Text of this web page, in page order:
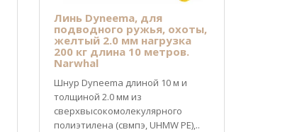
Линь Dyneema, для
подводного ружья, охоты,
желтый 2.0 мм нагрузка
200 кг длина 10 метров.
Narwhal
Шнур Dyneema длиной 10 м и
толщиной 2.0 мм из
cверхвысокомолекулярного
полиэтилена (свмпэ, UHMW PE),..